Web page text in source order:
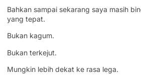
Bahkan sampai sekarang saya masih
yang tepat.
Bukan kagum.
Bukan terkejut.
Mungkin lebih dekat ke rasa lega.